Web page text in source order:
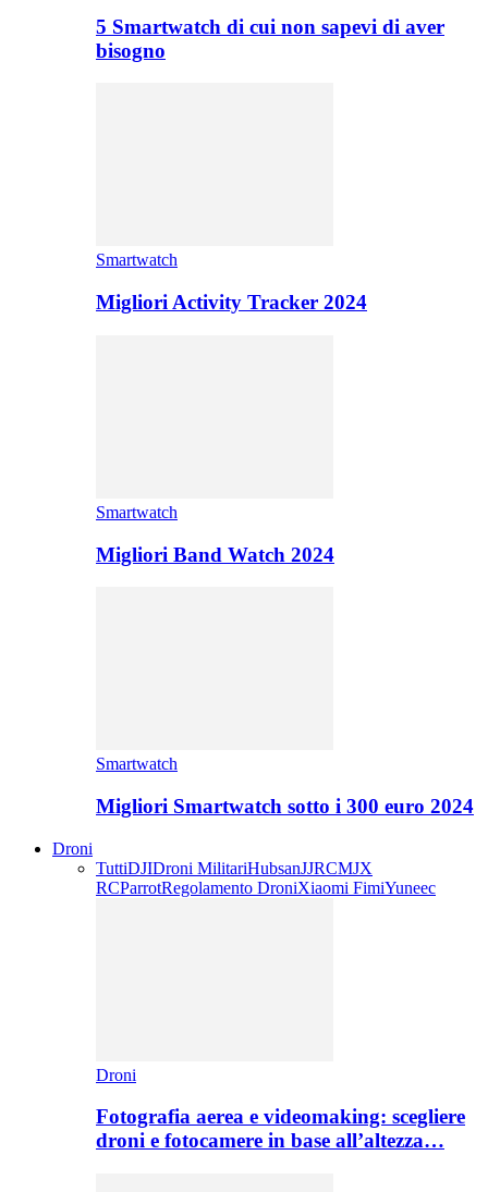
5 Smartwatch di cui non sapevi di aver
bisogno
Smartwatch
Migliori Activity Tracker 2024
Smartwatch
Migliori Band Watch 2024
Smartwatch
Migliori Smartwatch sotto i 300 euro 2024
Droni
TuttiDJIDroni MilitariHubsanJJRCMJX
RCParrotRegolamento DroniXiaomi FimiYuneec
Droni
Fotografia aerea e videomaking: scegliere
droni e fotocamere in base all’altezza…